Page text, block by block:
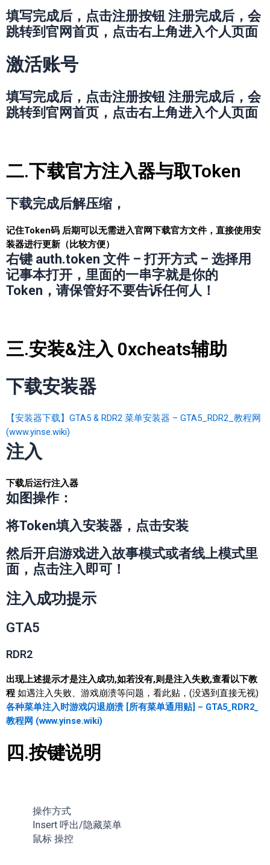
填写完成后，点击注册按钮 注册完成后，会
跳转到官网首页，点击右上角进入个人页面
激活账号
填写完成后，点击注册按钮 注册完成后，会
跳转到官网首页，点击右上角进入个人页面
二.下载官方注入器与取Token
下载完成后解压缩，
记住Token码 后期可以无需进入官网下载官方文件，直接使用安
装器进行更新（比较方便）
右键 auth.token 文件 – 打开方式 – 选择用
记事本打开，里面的一串字就是你的
Token，请保管好不要告诉任何人！
三.安装&注入 0xcheats辅助
下载安装器
【安装器下载】GTA5 & RDR2 菜单安装器 – GTA5_RDR2_教程网
(www.yinse.wiki)
注入
下载后运行注入器
如图操作：
将Token填入安装器，点击安装
然后开启游戏进入故事模式或者线上模式里
面，点击注入即可！
注入成功提示
GTA5
RDR2
出现上述提示才是注入成功,如若没有,则是注入失败,查看以下教
程 如遇注入失败、游戏崩溃等问题，看此贴，(没遇到直接无视)
各种菜单注入时游戏闪退崩溃 [所有菜单通用贴] – GTA5_RDR2_
教程网 (www.yinse.wiki)
四.按键说明
操作方式
Insert 呼出/隐藏菜单
鼠标 操控